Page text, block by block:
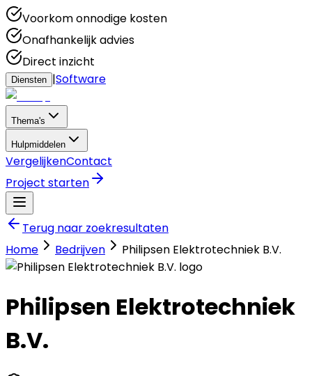
Voorkom onnodige kosten
Onafhankelijk advies
Direct inzicht
Diensten |Software
Thema's
Hulpmiddelen
VergelijkenContact
Project starten
Terug naar zoekresultaten
Home
Bedrijven Philipsen Elektrotechniek B.V.
Philipsen Elektrotechniek
B.V.